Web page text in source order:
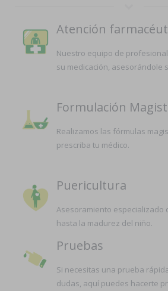
Atención
Nuestro equipo de
su medicación, asesorándole
Formulación
Realizamos las fórmulas
prescriba tu médico.
Puericultura
Asesoramiento especializado
hasta la madurez del niño.
Pruebas
Si necesitas una prueba
dudas, aquí puedes hacerte